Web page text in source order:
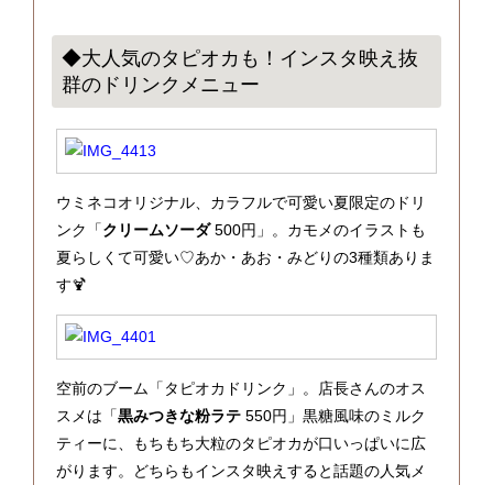
◆大人気のタピオカも！インスタ映え抜
群のドリンクメニュー
ウミネコオリジナル、カラフルで可愛い夏限定のドリ
ンク「クリームソーダ500円」。カモメのイラストも
夏らしくて可愛い♡あか・あお・みどりの3種類ありま
す🍹
空前のブーム「タピオカドリンク」。店長さんのオス
スメは「黒みつきな粉ラテ 550円」黒糖風味のミルク
ティーに、もちもち大粒のタピオカが口いっぱいに広
がります。どちらもインスタ映えすると話題の人気メ